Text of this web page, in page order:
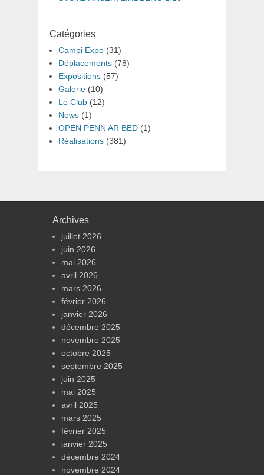
Catégories
Campi Expo (31)
Déplacements (78)
Expositions (57)
Galerie (10)
Le Club (12)
News (1)
OPEN PENN AR BED (1)
Réalisations (381)
Archives
juillet 2026
juin 2026
mai 2026
avril 2026
mars 2026
février 2026
janvier 2026
décembre 2025
novembre 2025
octobre 2025
septembre 2025
juin 2025
mai 2025
avril 2025
mars 2025
février 2025
janvier 2025
décembre 2024
novembre 2024